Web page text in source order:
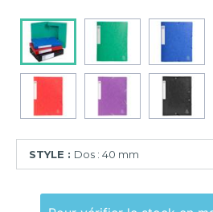
STYLE : Dos : 40 mm